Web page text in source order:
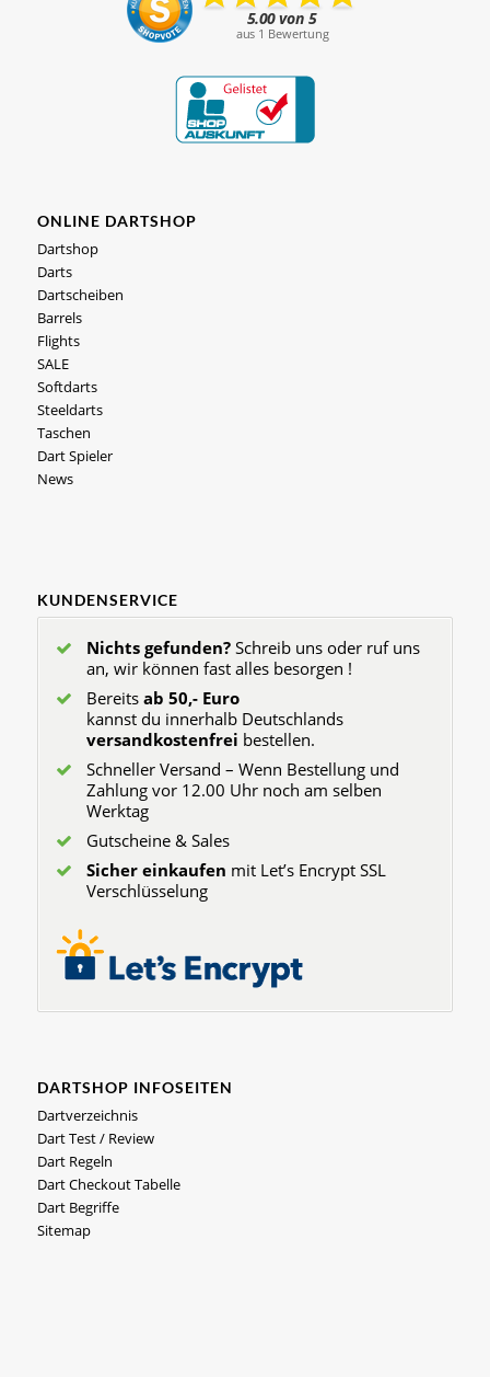
ONLINE DARTSHOP
Dartshop
Darts
Dartscheiben
Barrels
Flights
SALE
Softdarts
Steeldarts
Taschen
Dart Spieler
News
KUNDENSERVICE
Nichts gefunden?Schreib uns oder ruf uns
an, wir können fast alles besorgen !
Bereits ab 50,- Euro
kannst du innerhalb Deutschlands
versandkostenfrei bestellen.
Schneller Versand – Wenn Bestellung und
Zahlung vor 12.00 Uhr noch am selben
Werktag
Gutscheine & Sales
Sicher einkaufen mit Let’s Encrypt SSL
Verschlüsselung
DARTSHOP INFOSEITEN
Dartverzeichnis
Dart Test / Review
Dart Regeln
Dart Checkout Tabelle
Dart Begriffe
Sitemap